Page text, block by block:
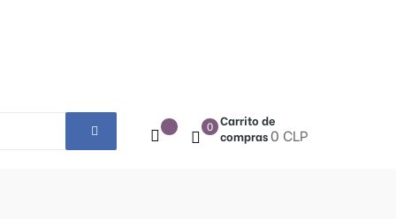
Carrito de
compras0 CLP
0